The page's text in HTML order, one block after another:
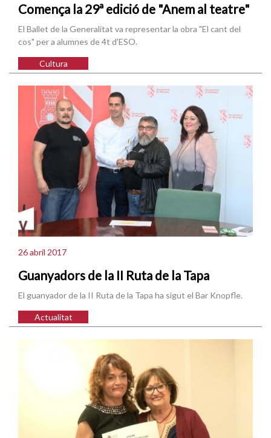
Comença la 29ª edició de "Anem al teatre"
El Ballet de la Generalitat va representar la obra "El cant del
cos" per a alumnes de 4t d'ESO.
Cultura
26 abril 2017
Guanyadors de la II Ruta de la Tapa
El guanyador de la II Ruta de la Tapa ha sigut el Bar Knopfle.
Actualitat